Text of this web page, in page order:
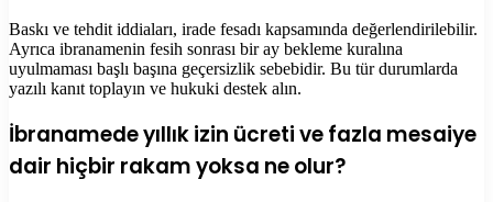
Baskı ve tehdit iddiaları, irade fesadı kapsamında değerlendirilebilir.
Ayrıca ibranamenin fesih sonrası bir ay bekleme kuralına
uyulmaması başlı başına geçersizlik sebebidir. Bu tür durumlarda
yazılı kanıt toplayın ve hukuki destek alın.
İbranamede yıllık izin ücreti ve fazla mesaiye
dair hiçbir rakam yoksa ne olur?